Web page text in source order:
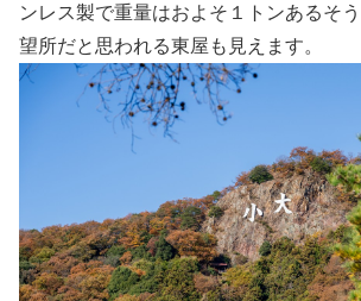
ンレス製で重量はおよそ１トンあるそ
望所だと思われる東屋も見えます。